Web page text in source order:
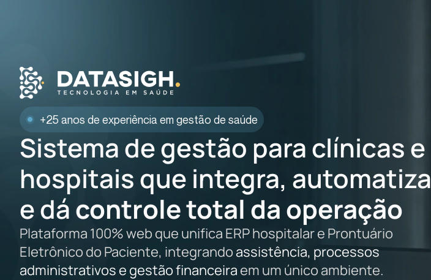
+25 anos de experiência em gestão de saúde
Sistema de gestão para clínicas e
hospitais que integra, automatiza
e dácontrole total da operação
Plataforma 100% web que unifica ERP hospitalar e Prontuário
Eletrônico do Paciente, integrando assistência, processos
administrativos e gestão financeira em um único ambiente.